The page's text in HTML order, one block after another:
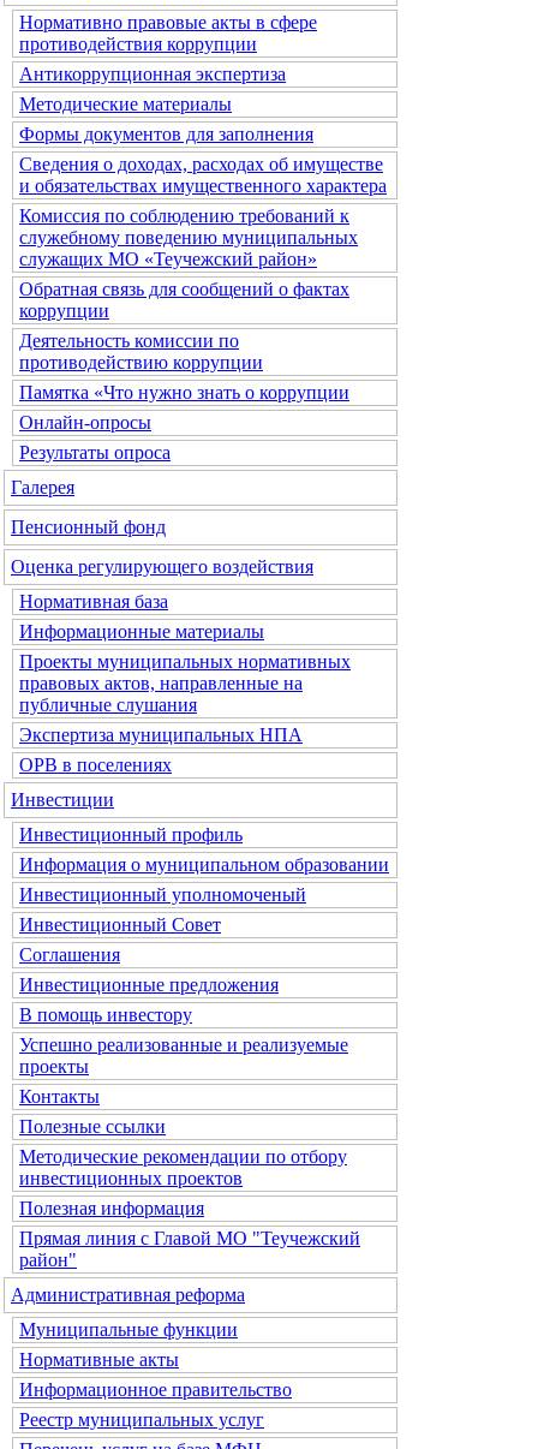
Нормативно правовые акты в сфере
противодействия коррупции
Антикоррупционная экспертиза
Методические материалы
Формы документов для заполнения
Сведения о доходах, расходах об имуществе
и обязательствах имущественного характера
Комиссия по соблюдению требований к
служебному поведению муниципальных
служащих МО «Теучежский район»
Обратная связь для сообщений о фактах
коррупции
Деятельность комиссии по
противодействию коррупции
Памятка «Что нужно знать о коррупции
Онлайн-опросы
Результаты опроса
Галерея
Пенсионный фонд
Оценка регулирующего воздействия
Нормативная база
Информационные материалы
Проекты муниципальных нормативных
правовых актов, направленные на
публичные слушания
Экспертиза муниципальных НПА
ОРВ в поселениях
Инвестиции
Инвестиционный профиль
Информация о муниципальном образовании
Инвестиционный уполномоченый
Инвестиционный Совет
Соглашения
Инвестиционные предложения
В помощь инвестору
Успешно реализованные и реализуемые
проекты
Контакты
Полезные ссылки
Методические рекомендации по отбору
инвестиционных проектов
Полезная информация
Прямая линия с Главой МО "Теучежский
район"
Административная реформа
Муниципальные функции
Нормативные акты
Информационное правительство
Реестр муниципальных услуг